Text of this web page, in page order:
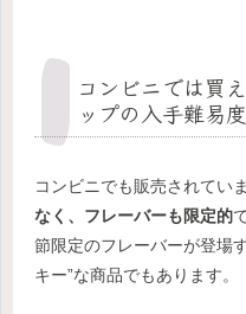
コンビニでは買
ップの入手難易度
コンビニでも販売されてい
なく、フレーバーも限定的
節限定のフレーバーが登場
キー”な商品でもあります。